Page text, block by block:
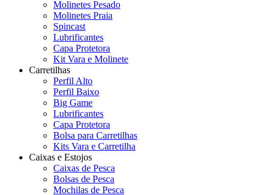
Molinetes Pesado
Molinetes Praia
Spincast
Lubrificantes
Capa Protetora
Kit Vara e Molinete
Carretilhas
Perfil Alto
Perfil Baixo
Big Game
Lubrificantes
Capa Protetora
Bolsa para Carretilhas
Kits Vara e Carretilha
Caixas e Estojos
Caixas de Pesca
Bolsas de Pesca
Mochilas de Pesca